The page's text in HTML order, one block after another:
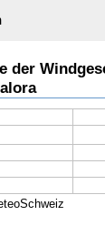
der